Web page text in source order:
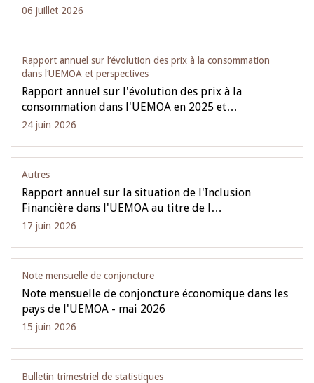
06 juillet 2026
Rapport annuel sur l‘évolution des prix à la consommation
dans l‘UEMOA et perspectives
Rapport annuel sur l'évolution des prix à la
consommation dans l'UEMOA en 2025 et…
24 juin 2026
Autres
Rapport annuel sur la situation de l'Inclusion
Financière dans l'UEMOA au titre de l…
17 juin 2026
Note mensuelle de conjoncture
Note mensuelle de conjoncture économique dans les
pays de l'UEMOA - mai 2026
15 juin 2026
Bulletin trimestriel de statistiques